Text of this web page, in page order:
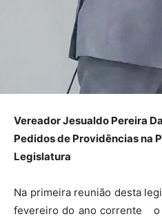
Vereador Jesualdo Pereira
Pedidos de Providências na
Legislatura
Na primeira reunião desta
fevereiro do ano corrente o